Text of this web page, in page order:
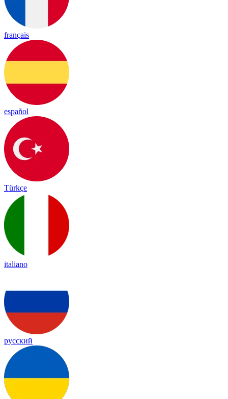
français
español
Türkçe
italiano
русский